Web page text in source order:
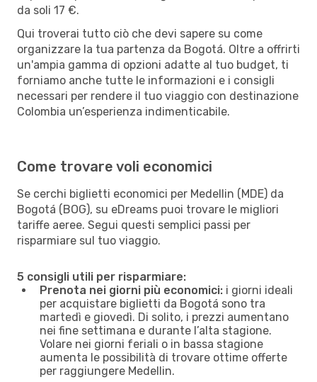
da soli 17 €.
Qui troverai tutto ciò che devi sapere su come
organizzare la tua partenza da Bogotá. Oltre a offrirti
un'ampia gamma di opzioni adatte al tuo budget, ti
forniamo anche tutte le informazioni e i consigli
necessari per rendere il tuo viaggio con destinazione
Colombia un’esperienza indimenticabile.
Come trovare voli economici
Se cerchi biglietti economici per Medellin (MDE) da
Bogotá (BOG), su eDreams puoi trovare le migliori
tariffe aeree. Segui questi semplici passi per
risparmiare sul tuo viaggio.
5 consigli utili per risparmiare:
Prenota nei giorni più economici: i giorni ideali
per acquistare biglietti da Bogotá sono tra
martedì e giovedì. Di solito, i prezzi aumentano
nei fine settimana e durante l’alta stagione.
Volare nei giorni feriali o in bassa stagione
aumenta le possibilità di trovare ottime offerte
per raggiungere Medellin.